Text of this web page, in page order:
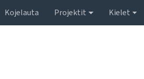
Kojelauta Projektit Kielet